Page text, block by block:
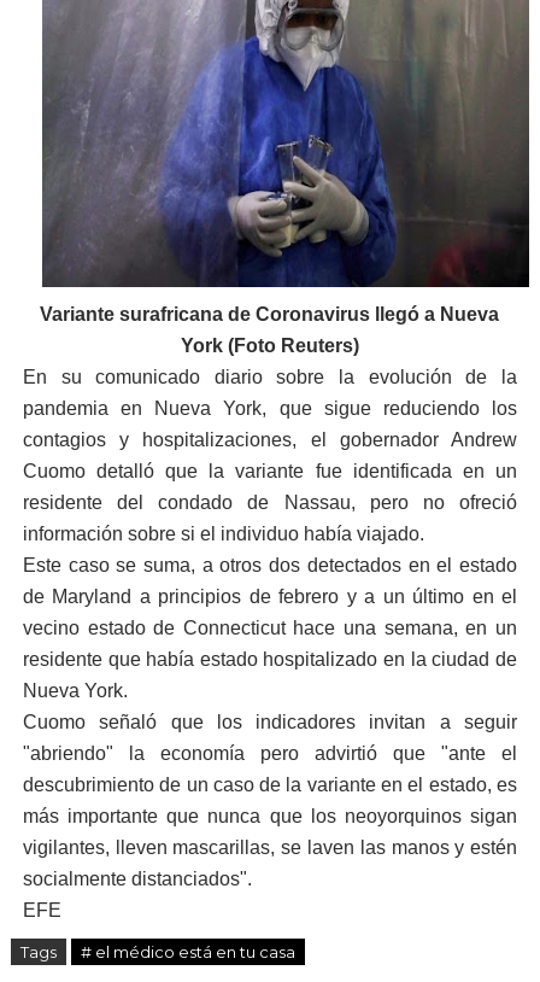
Variante surafricana de Coronavirus llegó a Nueva
York (Foto Reuters)
En su comunicado diario sobre la evolución de la
pandemia en Nueva York, que sigue reduciendo los
contagios y hospitalizaciones, el gobernador Andrew
Cuomo detalló que la variante fue identificada en un
residente del condado de Nassau, pero no ofreció
información sobre si el individuo había viajado.
Este caso se suma, a otros dos detectados en el estado
de Maryland a principios de febrero y a un último en el
vecino estado de Connecticut hace una semana, en un
residente que había estado hospitalizado en la ciudad de
Nueva York.
Cuomo señaló que los indicadores invitan a seguir
"abriendo" la economía pero advirtió que "ante el
descubrimiento de un caso de la variante en el estado, es
más importante que nunca que los neoyorquinos sigan
vigilantes, lleven mascarillas, se laven las manos y estén
socialmente distanciados".
EFE
Tags # el médico está en tu casa